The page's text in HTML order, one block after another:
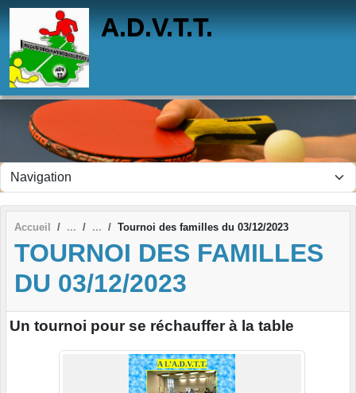
A.D.V.T.T.
Accueil Tournoi des familles du 03/12/2023
TOURNOI DES FAMILLES
DU 03/12/2023
Un tournoi pour se réchauffer à la table
Panneau de gestion des cookies